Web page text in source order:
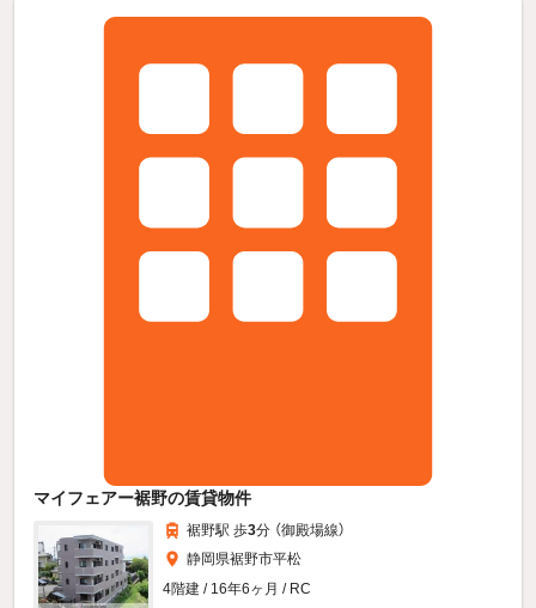
マイフェアー裾野の賃貸物件
裾野駅 歩3分 （御殿場線）
静岡県裾野市平松
4階建 / 16年6ヶ月 / RC